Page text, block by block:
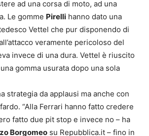
ad una corsa di moto, ad una
Le gomme Pirelli hanno dato una
Vettel che pur disponendo di
veramente pericoloso del
invece di una dura. Vettel è riuscito
gomma usurata dopo una sola
strategia da applausi ma anche con
“Alla Ferrari hanno fatto credere
fatto due pit stop e invece no – ha
Borgomeo su Repubblica.it – fino in